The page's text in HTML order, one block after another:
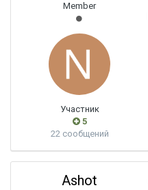
Member
Участник
5
22 сообщений
Ashot